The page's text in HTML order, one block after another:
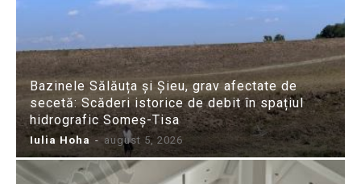
Bazinele Sălăuța și Șieu, grav afectate de
secetă: Scăderi istorice de debit în spațiul
hidrografic Someș-Tisa
Iulia Hoha - august 5, 2026